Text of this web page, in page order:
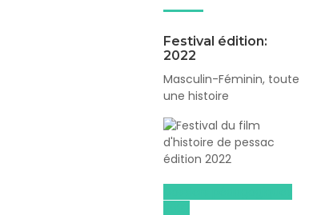
Festival édition:
2022
Masculin-Féminin, toute
une histoire